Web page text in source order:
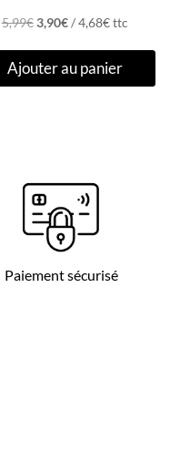
5,99€Le
initial
3,90€Le
actuel
/4,68€ttc
Ajouter au panier
Paiement sécurisé